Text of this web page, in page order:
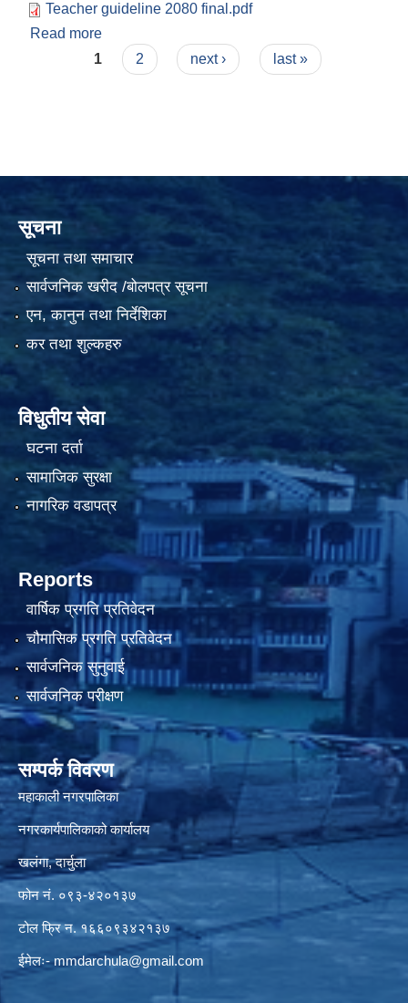
Teacher guideline 2080 final.pdf
Read more
Pages
1 2 next › last »
सूचना
सूचना तथा समाचार
सार्वजनिक खरीद /बोलपत्र सूचना
एन, कानुन तथा निर्देशिका
कर तथा शुल्कहरु
विधुतीय सेवा
घटना दर्ता
सामाजिक सुरक्षा
नागरिक वडापत्र
Reports
वार्षिक प्रगति प्रतिवेदन
चौमासिक प्रगति प्रतिवेदन
सार्वजनिक सुनुवाई
सार्वजनिक परीक्षण
सम्पर्क विवरण
महाकाली नगरपालिका
नगरकार्यपालिकाको कार्यालय
खलंगा, दार्चुला
फोन नं. ०९३-४२०१३७
टोल फ्रि न. १६६०९३४२१३७
ईमेलः-mmdarchula@gmail.com